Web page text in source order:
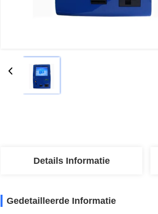
Details Informatie
Gedetailleerde Informatie